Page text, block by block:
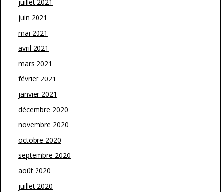
juillet 2021
juin 2021
mai 2021
avril 2021
mars 2021
février 2021
janvier 2021
décembre 2020
novembre 2020
octobre 2020
septembre 2020
août 2020
juillet 2020